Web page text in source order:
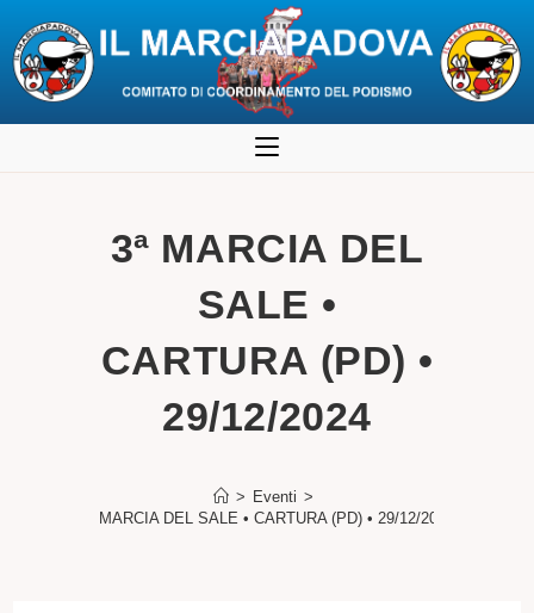
al
3ª MARCIA DEL
SALE •
CARTURA (PD) •
29/12/2024
> Eventi >
3ª MARCIA DEL SALE • CARTURA (PD) • 29/12/2024